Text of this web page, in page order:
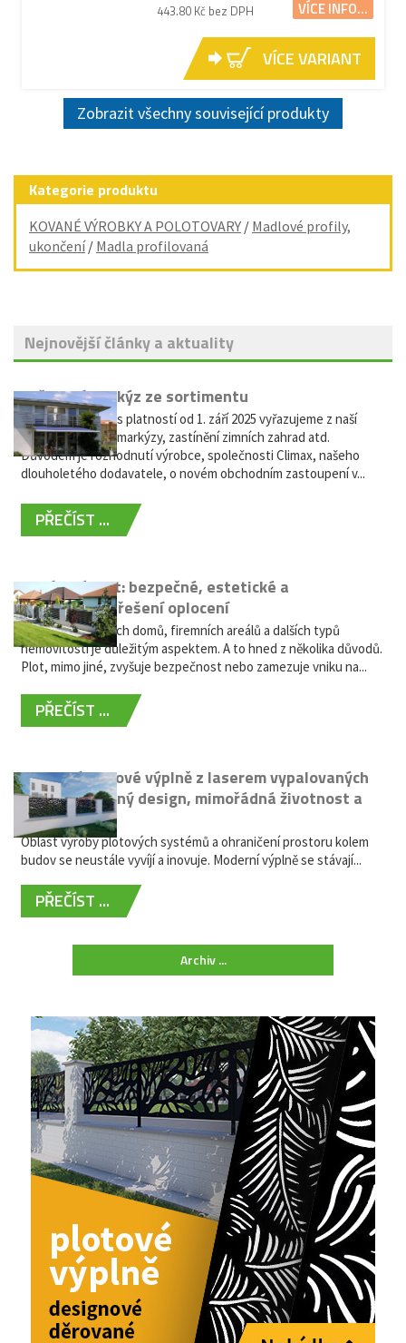
443.80 Kč bez DPH VÍCE INFO...
VÍCE VARIANT
Zobrazit všechny související produkty
Kategorie produktu
KOVANÉ VÝROBKY A POLOTOVARY / Madlové profily,
ukončení/ Madla profilovaná
Nejnovější články a aktuality
Vyřazení markýz ze sortimentu
Vážení zákazníci, s platností od 1. září 2025 vyřazujeme z naší
nabídky výsuvné markýzy, zastínění zimních zahrad atd.
Důvodem je rozhodnutí výrobce, společnosti Climax, našeho
dlouholetého dodavatele, o novém obchodním zastoupení v...
PŘEČÍST ...
Hliníkový plot: bezpečné, estetické a
bezúdržbové řešení oplocení
Oplocení rodinných domů, firemních areálů a dalších typů
nemovitostí je důležitým aspektem. A to hned z několika důvodů.
Plot, mimo jiné, zvyšuje bezpečnost nebo zamezuje vniku na...
PŘEČÍST ...
Moderní plotové výplně z laserem vypalovaných
kovů: výjimečný design, mimořádná životnost a
žádná údržba
Oblast výroby plotových systémů a ohraničení prostoru kolem
budov se neustále vyvíjí a inovuje. Moderní výplně se stávají...
PŘEČÍST ...
Archiv ...